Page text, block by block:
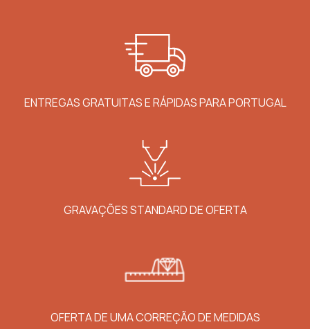
ENTREGAS GRATUITAS E RÁPIDAS PARA PORTUGAL
GRAVAÇÕES STANDARD DE OFERTA
OFERTA DE UMA CORREÇÃO DE MEDIDAS